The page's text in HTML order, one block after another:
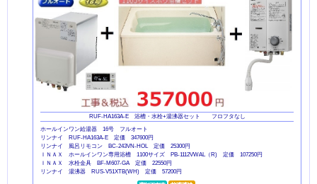
RUF-HA163A-E 浴槽・水栓+湯沸器セット フロフタなし
ホールインワン給湯器 16号 フルオート
リンナイ RUF-HA163A-E 定価 347600円
リンナイ 風呂リモコン BC-243VN-HOL 定価 25300円
ＩＮＡＸ ホールインワン専用浴槽 1100サイズ PB-1112VWAL（R) 定価 107250円
ＩＮＡＸ 水栓金具 BF-M607-GA 定価 22550円
リンナイ 湯沸器 RUS-V51XTB(WH) 定価 57200円